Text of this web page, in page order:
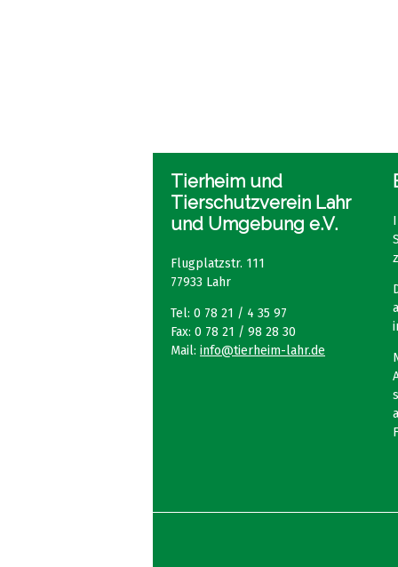
Tierheim und
Tierschutzverein Lahr
und Umgebung e.V.
Flugplatzstr. 111
77933 Lahr
Tel: 0 78 21 / 4 35 97
Fax: 0 78 21 / 98 28 30
Mail: info@tierheim-lahr.de